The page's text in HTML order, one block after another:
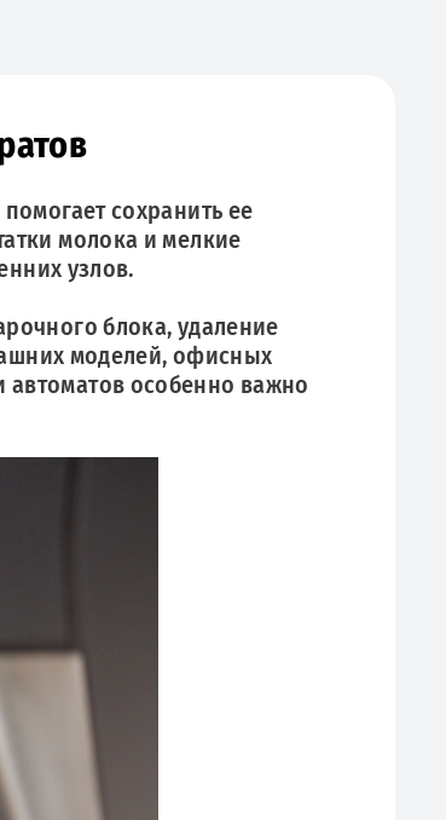
сохранить ее
молока и мелкие
узлов.
блока, удаление
моделей, офисных
особенно важно